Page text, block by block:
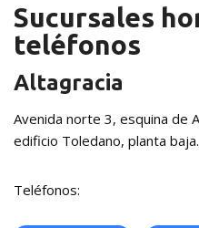
Sucursales
teléfonos
Altagracia
Avenida norte 3, esquina de
edificio Toledano, planta
Teléfonos: